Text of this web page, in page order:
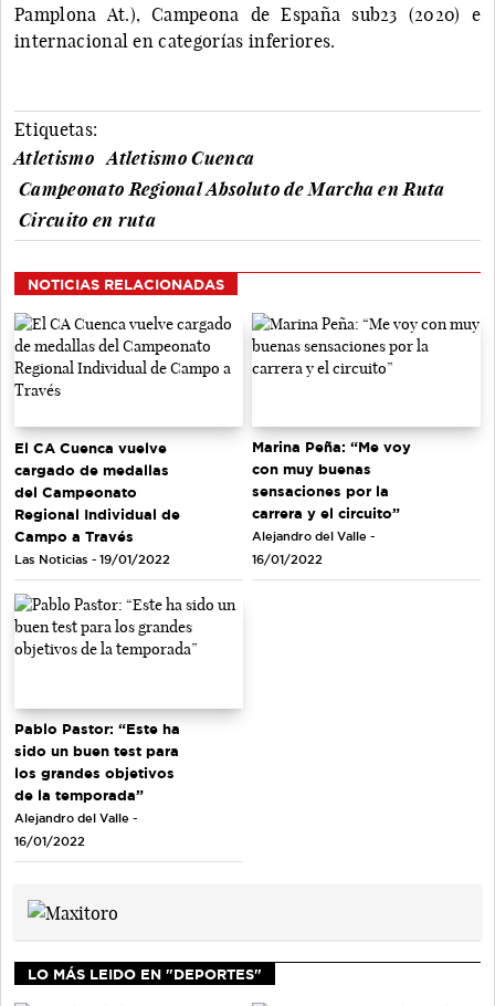
Pamplona At.), Campeona de España sub23 (2020) e
internacional en categorías inferiores.
Etiquetas:
Atletismo
Atletismo Cuenca
Campeonato Regional Absoluto de Marcha en Ruta
Circuito en ruta
NOTICIAS RELACIONADAS
El CA Cuenca vuelve
cargado de medallas
del Campeonato
Regional Individual de
Campo a Través
Las Noticias - 19/01/2022
Marina Peña: “Me voy
con muy buenas
sensaciones por la
carrera y el circuito”
Alejandro del Valle -
16/01/2022
Pablo Pastor: “Este ha
sido un buen test para
los grandes objetivos
de la temporada”
Alejandro del Valle -
16/01/2022
LO MÁS LEIDO EN "DEPORTES"